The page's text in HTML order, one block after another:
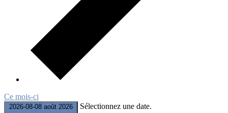
Ce mois-ci
2026-08-08 août 2026 Sélectionnez une date.